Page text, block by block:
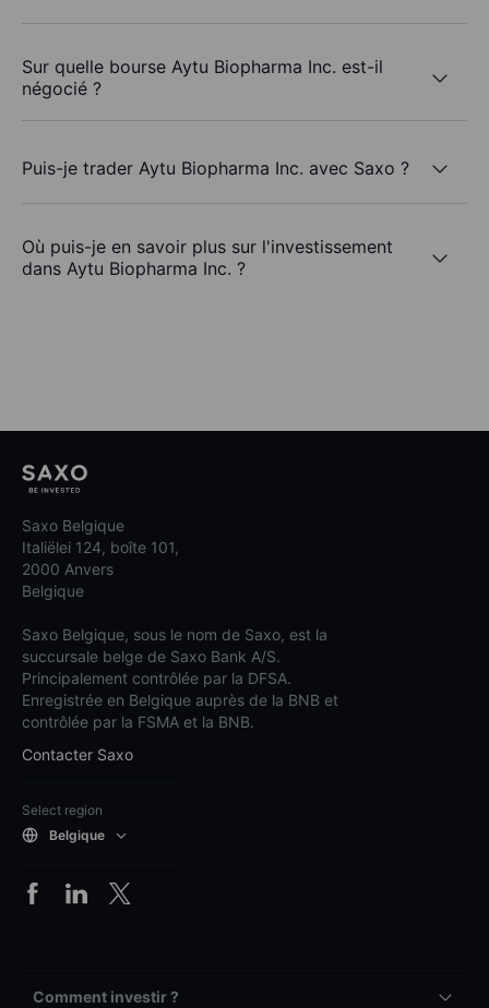
Sur quelle bourse Aytu Biopharma Inc. est-il
négocié ?
Puis-je trader Aytu Biopharma Inc. avec Saxo ?
Où puis-je en savoir plus sur l'investissement
dans Aytu Biopharma Inc. ?
Saxo Belgique
Italiëlei 124, boîte 101,
2000 Anvers
Belgique
Saxo Belgique, sous le nom de Saxo, est la
succursale belge de Saxo Bank A/S.
Principalement contrôlée par la DFSA.
Enregistrée en Belgique auprès de la BNB et
contrôlée par la FSMA et la BNB.
Contacter Saxo
Select region
Belgique
Comment investir ?